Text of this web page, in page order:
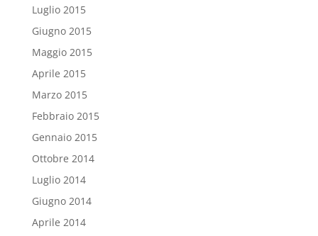
Luglio 2015
Giugno 2015
Maggio 2015
Aprile 2015
Marzo 2015
Febbraio 2015
Gennaio 2015
Ottobre 2014
Luglio 2014
Giugno 2014
Aprile 2014